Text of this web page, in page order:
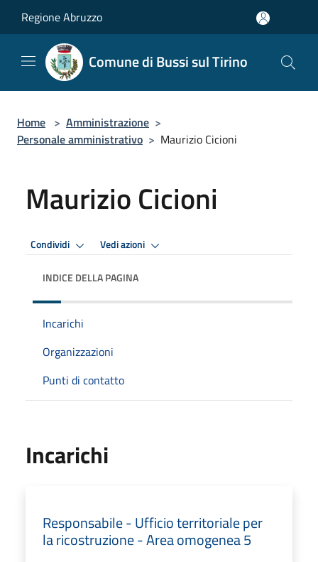
Regione Abruzzo
Comune di Bussi sul Tirino
Home > Amministrazione >
Personale amministrativo > Maurizio Cicioni
Maurizio Cicioni
Condividi Vedi azioni
INDICE DELLA PAGINA
Incarichi
Organizzazioni
Punti di contatto
Incarichi
Responsabile - Ufficio territoriale per
la ricostruzione - Area omogenea 5